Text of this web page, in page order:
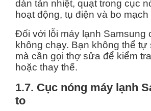
dàn tản nhiệt, quạt trong cục
hoạt động, tụ điện và bo
Đối với lỗi máy lạnh Samsung
không chạy. Bạn không thể
mà cần gọi thợ sửa để kiểm
hoặc thay thế.
1.7. Cục nóng máy lạnh
to